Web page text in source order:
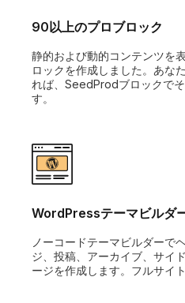
90以上のプロブロック
静的および動的コンテンツを
ロックを作成しました。あな
れば、SeedProdブロックで
す。
WordPressテーマビルダ
ノーコードテーマビルダーで
ジ、投稿、アーカイブ、サイ
ージを作成します。フルサイ